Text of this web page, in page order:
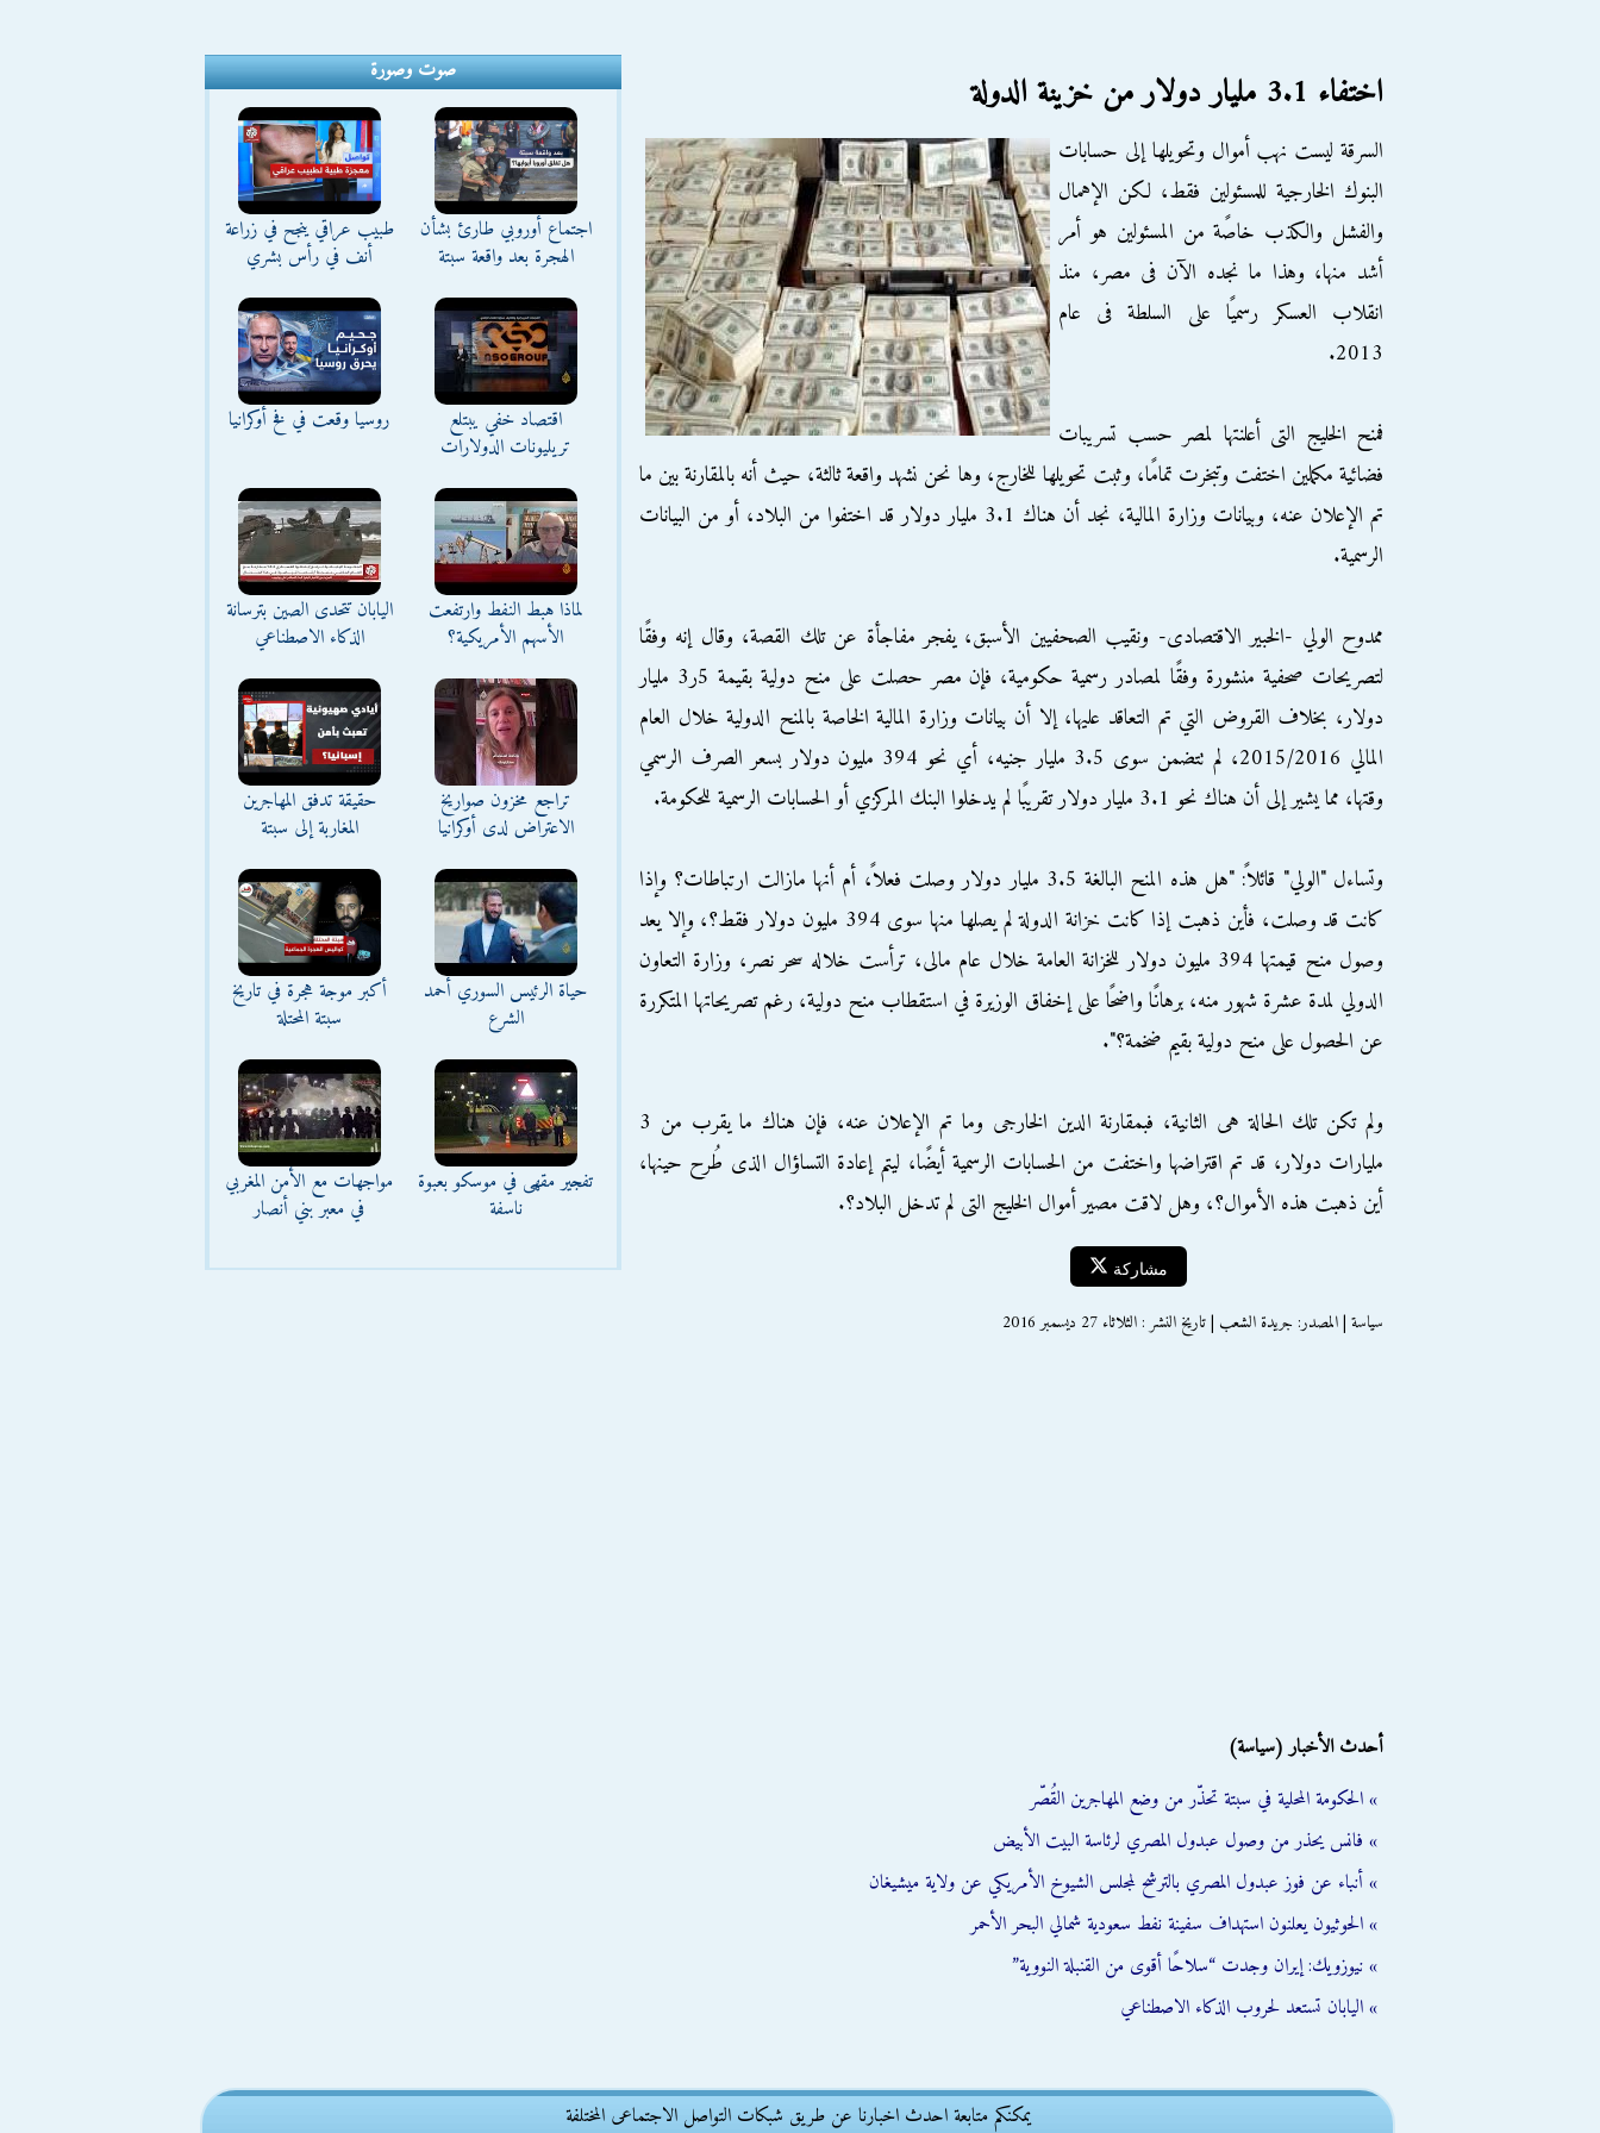
اختفاء 3.1 مليار دولار من خزينة الدولة
السرقة ليست نهب أموال وتحويلها إلى حسابات
البنوك الخارجية للمسئولين فقط، لكن الإهمال
والفشل والكذب خاصًة من المسئولين هو أمر
أشد منها، وهذا ما نجده الآن فى مصر، منذ
انقلاب العسكر رسميًا على السلطة فى عام
2013.
فمنح الخليج التى أعلنتها لمصر حسب تسريبات
فضائية مكملين اختفت وتبخرت تمامًا، وثبت تحويلها للخارج، وها نحن نشهد واقعة ثالثة، حيث أنه بالمقارنة بين ما
تم الإعلان عنه، وبيانات وزارة المالية، نجد أن هناك 3.1 مليار دولار قد اختفوا من البلاد، أو من البيانات
الرسمية.
ممدوح الولي -الخبير الاقتصادى- ونقيب الصحفيين الأسبق، يفجر مفاجأة عن تلك القصة، وقال إنه وفقًا
لتصريحات صحفية منشورة وفقًا لمصادر رسمية حكومية، فإن مصر حصلت على منح دولية بقيمة 5ر3 مليار
دولار، بخلاف القروض التي تم التعاقد عليها، إلا أن بيانات وزارة المالية الخاصة بالمنح الدولية خلال العام
المالي 2015/2016، لم تتضمن سوى 3.5 مليار جنيه، أي نحو 394 مليون دولار بسعر الصرف الرسمي
وقتها، مما يشير إلى أن هناك نحو 3.1 مليار دولار تقريبًا لم يدخلوا البنك المركزي أو الحسابات الرسمية للحكومة.
وتساءل "الولي" قائلاً: "هل هذه المنح البالغة 3.5 مليار دولار وصلت فعلاً، أم أنها مازالت ارتباطات؟ وإذا
كانت قد وصلت، فأين ذهبت إذا كانت خزانة الدولة لم يصلها منها سوى 394 مليون دولار فقط؟، وإلا يعد
وصول منح قيمتها 394 مليون دولار للخزانة العامة خلال عام مالى، ترأست خلاله سحر نصر، وزارة التعاون
الدولي لمدة عشرة شهور منه، برهانًا واضحًا على إخفاق الوزيرة في استقطاب منح دولية، رغم تصريحاتها المتكررة
عن الحصول على منح دولية بقيم ضخمة؟".
ولم تكن تلك الحالة هى الثانية، فبمقارنة الدين الخارجى وما تم الإعلان عنه، فإن هناك ما يقرب من 3
مليارات دولار، قد تم اقتراضها واختفت من الحسابات الرسمية أيضًا، ليتم إعادة التساؤال الذى طُرح حينها،
أين ذهبت هذه الأموال؟، وهل لاقت مصير أموال الخليج التى لم تدخل البلاد؟.
مشاركة
سياسة | المصدر: جريدة الشعب | تاريخ النشر : الثلاثاء 27 ديسمبر 2016
أحدث الأخبار (سياسة)
» الحكومة المحلية في سبتة تحذّر من وضع المهاجرين القُصّر
» فانس يحذر من وصول عبدول المصري لرئاسة البيت الأبيض
» أنباء عن فوز عبدول المصري بالترشح لمجلس الشيوخ الأمريكي عن ولاية ميشيغان
» الحوثيون يعلنون استهداف سفينة نفط سعودية شمالي البحر الأحمر
» نيوزويك: إيران وجدت “سلاحًا أقوى من القنبلة النووية”
» اليابان تستعد لحروب الذكاء الاصطناعي
صوت وصورة
اجتماع أوروبي طارئ بشأن
الهجرة بعد واقعة سبتة
طبيب عراقي ينجح في زراعة
أنف في رأس بشري
اقتصاد خفي يبتلع
تريليونات الدولارات
روسيا وقعت في فخ أوكرانيا
لماذا هبط النفط وارتفعت
الأسهم الأمريكية؟
اليابان تتحدى الصين بترسانة
الذكاء الاصطناعي
تراجع مخزون صواريخ
الاعتراض لدى أوكرانيا
حقيقة تدفق المهاجرين
المغاربة إلى سبتة
حياة الرئيس السوري أحمد
الشرع
أكبر موجة هجرة في تاريخ
سبتة المحتلة
تفجير مقهى في موسكو بعبوة
ناسفة
مواجهات مع الأمن المغربي
في معبر بني أنصار
يمكنكم متابعة احدث اخبارنا عن طريق شبكات التواصل الاجتماعى المختلفة